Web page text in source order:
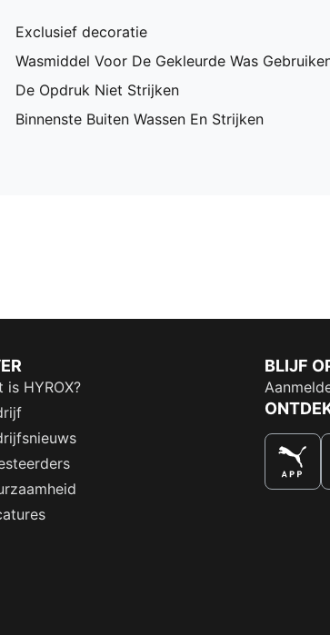
Exclusief decoratie
Wasmiddel Voor De Gekleurde Was
De Opdruk Niet Strijken
Binnenste Buiten Wassen En Strijken
is HYROX?
BLIJF